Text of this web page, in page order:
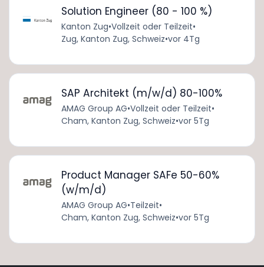
Solution Engineer (80 - 100 %)
Kanton Zug•Vollzeit oder Teilzeit•
Zug, Kanton Zug, Schweiz•vor 4Tg
SAP Architekt (m/w/d) 80-100%
AMAG Group AG•Vollzeit oder Teilzeit•
Cham, Kanton Zug, Schweiz•vor 5Tg
Product Manager SAFe 50-60%
(w/m/d)
AMAG Group AG•Teilzeit•
Cham, Kanton Zug, Schweiz•vor 5Tg